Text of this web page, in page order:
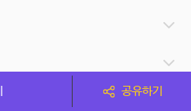
공유하기